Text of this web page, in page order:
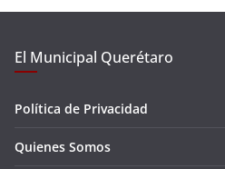
El Municipal Querétaro
Política de Privacidad
Quienes Somos